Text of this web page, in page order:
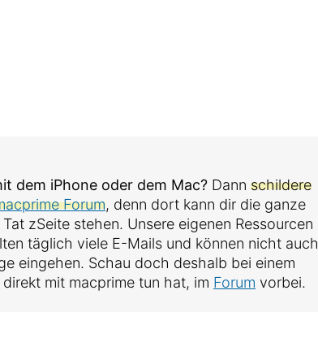
dem iPhone oder dem Mac?Dann schildere
Forum, denn dort kann dir die ganze
zSeite stehen. Unsere eigenen Ressourcen
täglich viele E-Mails und können nicht auch
eingehen. Schau doch deshalb bei einem
mit macprime tun hat, im Forum vorbei.